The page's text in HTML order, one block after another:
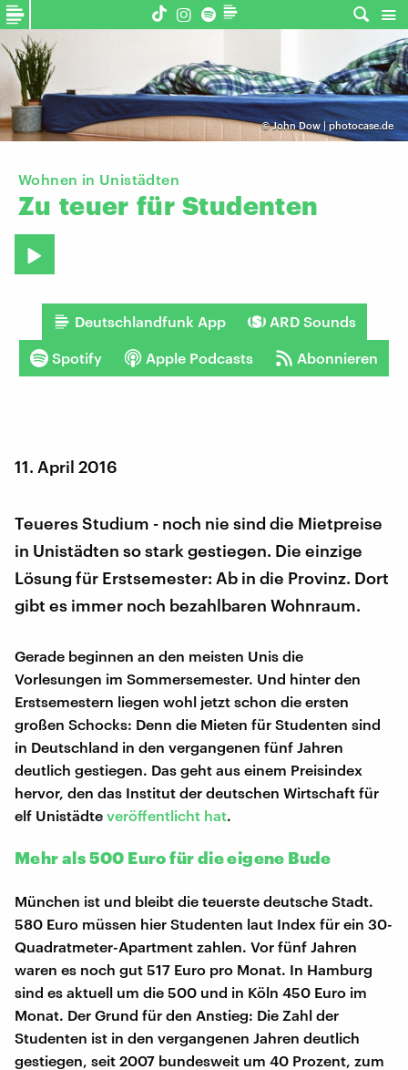
©John Dow | photocase.de
Wohnen in Unistädten
Zu teuer für Studenten
Deutschlandfunk App ARD Sounds
Spotify Apple Podcasts Abonnieren
11. April 2016
Teueres Studium - noch nie sind die Mietpreise
in Unistädten so stark gestiegen. Die einzige
Lösung für Erstsemester: Ab in die Provinz. Dort
gibt es immer noch bezahlbaren Wohnraum.
Gerade beginnen an den meisten Unis die
Vorlesungen im Sommersemester. Und hinter den
Erstsemestern liegen wohl jetzt schon die ersten
großen Schocks: Denn die Mieten für Studenten sind
in Deutschland in den vergangenen fünf Jahren
deutlich gestiegen. Das geht aus einem Preisindex
hervor, den das Institut der deutschen Wirtschaft für
elf Unistädte veröffentlicht hat.
Mehr als 500 Euro für die eigene Bude
München ist und bleibt die teuerste deutsche Stadt.
580 Euro müssen hier Studenten laut Index für ein 30-
Quadratmeter-Apartment zahlen. Vor fünf Jahren
waren es noch gut 517 Euro pro Monat. In Hamburg
sind es aktuell um die 500 und in Köln 450 Euro im
Monat. Der Grund für den Anstieg: Die Zahl der
Studenten ist in den vergangenen Jahren deutlich
gestiegen, seit 2007 bundesweit um 40 Prozent, zum